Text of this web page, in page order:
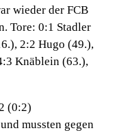
wieder der FCB
Tore: 0:1 Stadler
2:2 Hugo (49.),
Knäblein (63.),
(0:2)
mussten gegen